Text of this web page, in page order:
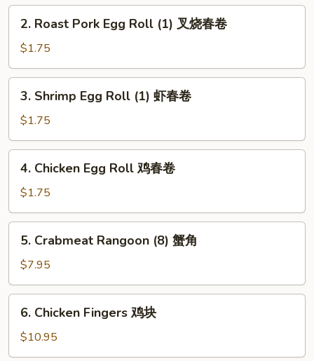
卷
Roast
Pork
Egg
Roll
(1)
春
2. Roast Pork Egg Roll (1) 叉烧春卷
$1.75
Shrimp
Egg
Roll
(1)
3. Shrimp Egg Roll (1) 虾春卷
$1.75
Chicken
Egg
Roll
鸡
4. Chicken Egg Roll 鸡春卷
$1.75
Crabmeat
Rangoon
(8)
蟹
5. Crabmeat Rangoon (8) 蟹角
$7.95
Chicken
Fingers
鸡
6. Chicken Fingers 鸡块
$10.95